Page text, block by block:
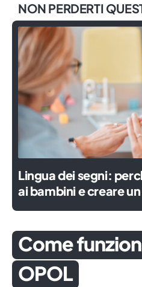
NON PERDERTI
Lingua dei segni:
ai bambini e creare
Come
OPOL